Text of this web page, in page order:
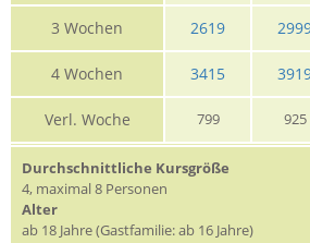
3 Wochen 2619
4 Wochen 3415
Verl. Woche 799 925
Durchschnittliche Kursgröße
4, maximal 8 Personen
Alter
ab 18 Jahre (Gastfamilie: ab 16 Jahre)